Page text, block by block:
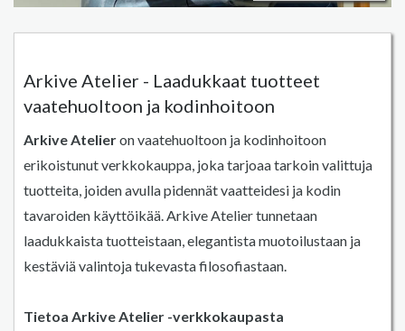
Arkive Atelier - Laadukkaat tuotteet
vaatehuoltoon ja kodinhoitoon
Arkive Atelieron vaatehuoltoon ja kodinhoitoon
erikoistunut verkkokauppa, joka tarjoaa tarkoin valittuja
tuotteita, joiden avulla pidennät vaatteidesi ja kodin
tavaroiden käyttöikää. Arkive Atelier tunnetaan
laadukkaista tuotteistaan, elegantista muotoilustaan ja
kestäviä valintoja tukevasta filosofiastaan.
Tietoa Arkive Atelier -verkkokaupasta